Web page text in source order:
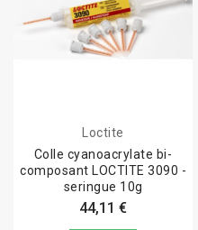
Loctite
Colle cyanoacrylate bi-
composant LOCTITE 3090 -
seringue 10g
44,11 €